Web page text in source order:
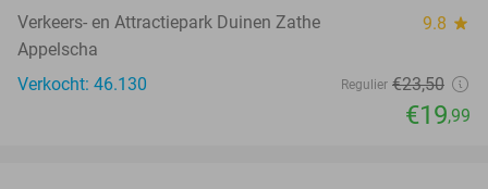
Verkeers- en Attractiepark Duinen Zathe 9.8 star
Appelscha
Verkocht: 46.130
Regulier €23,50
€19,99